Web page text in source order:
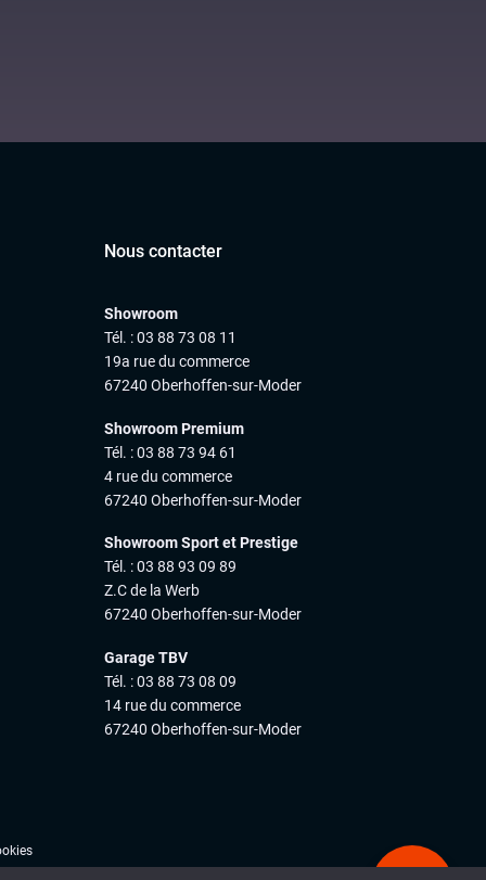
Nous contacter
Showroom
Tél. : 03 88 73 08 11
19a rue du commerce
67240 Oberhoffen-sur-Moder
Showroom Premium
Tél. : 03 88 73 94 61
4 rue du commerce
67240 Oberhoffen-sur-Moder
Showroom Sport et Prestige
Tél. : 03 88 93 09 89
Z.C de la Werb
67240 Oberhoffen-sur-Moder
Garage TBV
Tél. : 03 88 73 08 09
14 rue du commerce
67240 Oberhoffen-sur-Moder